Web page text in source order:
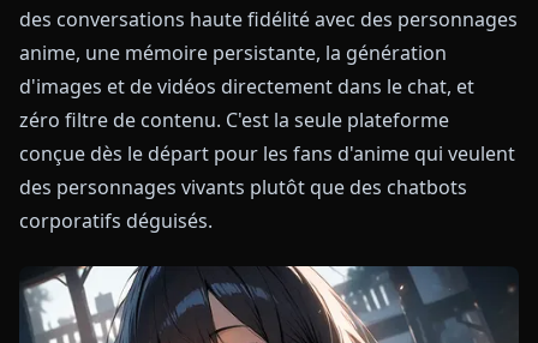
des conversations haute fidélité avec des personnages
anime, une mémoire persistante, la génération
d'images et de vidéos directement dans le chat, et
zéro filtre de contenu. C'est la seule plateforme
conçue dès le départ pour les fans d'anime qui veulent
des personnages vivants plutôt que des chatbots
corporatifs déguisés.